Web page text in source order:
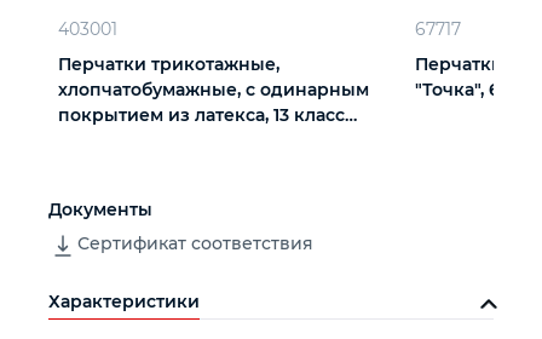
403001
Перчатки трикотажные,
хлопчатобумажные, с одинарным
покрытием из латекса, 13 класс
67717
Перчатки х/
"Точка", 6
Документы
Сертификат соответствия
Характеристики